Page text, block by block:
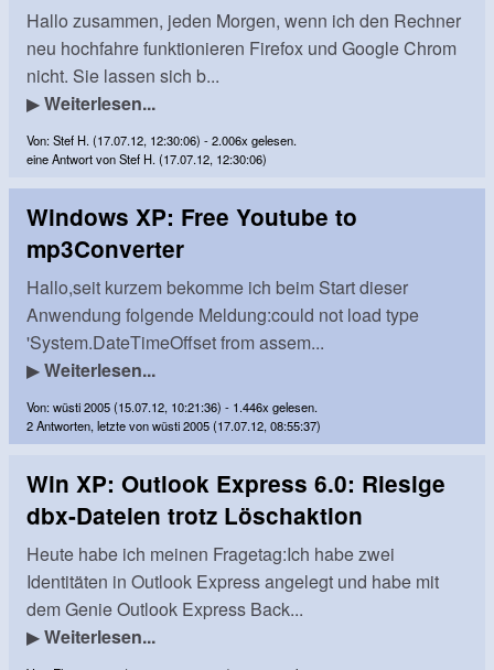
Hallo zusammen, jeden Morgen, wenn ich den Rechner
neu hochfahre funktionieren Firefox und Google Chrom
nicht. Sie lassen sich b...
▶Weiterlesen...
Von: Stef H. (17.07.12, 12:30:06) - 2.006x gelesen.
eine Antwort von Stef H. (17.07.12, 12:30:06)
Windows XP: Free Youtube to
mp3Converter
Hallo,seit kurzem bekomme ich beim Start dieser
Anwendung folgende Meldung:could not load type
'System.DateTimeOffset from assem...
▶Weiterlesen...
Von: wüsti 2005 (15.07.12, 10:21:36) - 1.446x gelesen.
2 Antworten, letzte von wüsti 2005 (17.07.12, 08:55:37)
Win XP: Outlook Express 6.0: Riesige
dbx-Dateien trotz Löschaktion
Heute habe ich meinen Fragetag:Ich habe zwei
Identitäten in Outlook Express angelegt und habe mit
dem Genie Outlook Express Back...
▶Weiterlesen...